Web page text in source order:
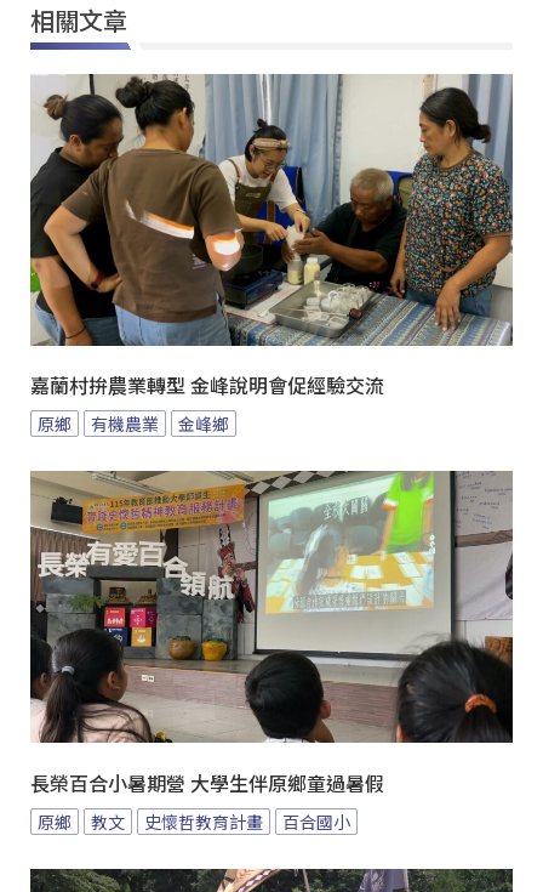
相關文章
嘉蘭村拚農業轉型 金峰說明會促經驗交流
原鄉 有機農業 金峰鄉
長榮百合小暑期營 大學生伴原鄉童過暑假
原鄉 教文 史懷哲教育計畫 百合國小